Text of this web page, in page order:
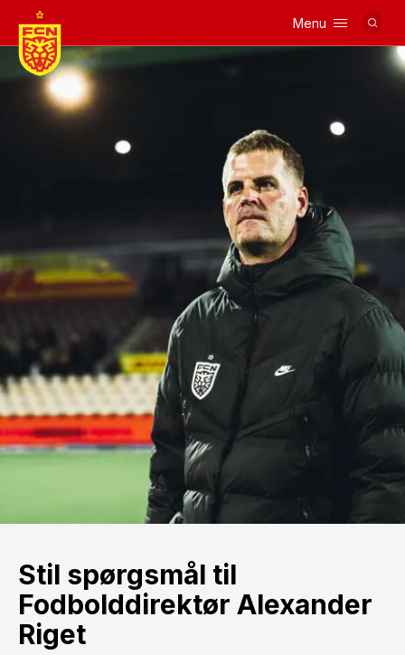
Logo
Menu
Stil spørgsmål til
Fodbolddirektør Alexander
Riget